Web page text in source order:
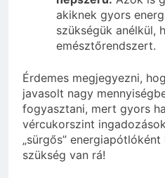
akiknek gyors
szükségük anélkül,
emésztőrendszert.
Érdemes megjegyezni,
javasolt nagy
fogyasztani, mert gyors
vércukorszint
„sürgős”
szükség van rá!